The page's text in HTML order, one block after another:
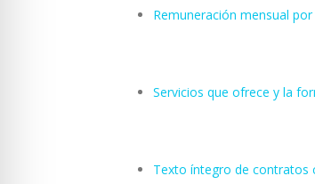
Remuneración mensual
Servicios que ofrece y la
Texto íntegro de contratos